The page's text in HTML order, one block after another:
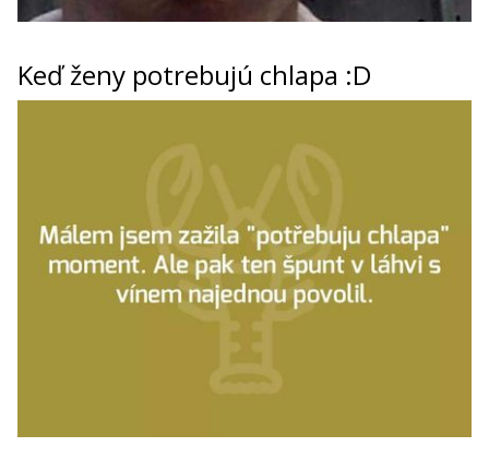
Keď ženy potrebujú chlapa :D